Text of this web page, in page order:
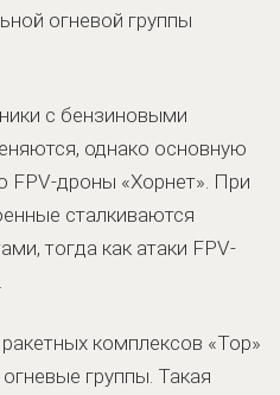
огневой группы
с бензиновыми
однако основную
дроны «Хорнет». При
сталкиваются
тогда как атаки FPV-
комплексов «Тор»
группы. Такая